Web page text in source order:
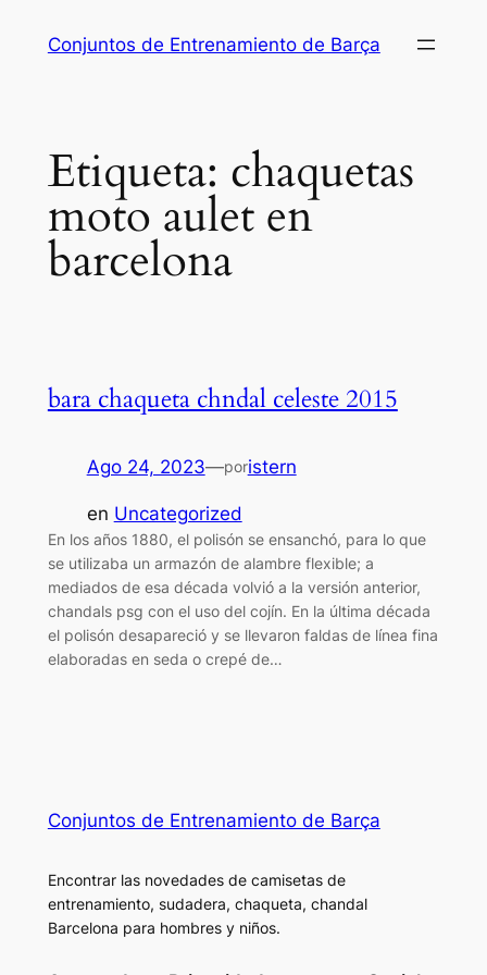
Conjuntos de Entrenamiento de Barça
Etiqueta: chaquetas
moto aulet en
barcelona
bara chaqueta chndal celeste 2015
Ago 24, 2023—poristern
en Uncategorized
En los años 1880, el polisón se ensanchó, para lo que
se utilizaba un armazón de alambre flexible; a
mediados de esa década volvió a la versión anterior,
chandals psg con el uso del cojín. En la última década
el polisón desapareció y se llevaron faldas de línea fina
elaboradas en seda o crepé de…
Conjuntos de Entrenamiento de Barça
Encontrar las novedades de camisetas de
entrenamiento, sudadera, chaqueta, chandal
Barcelona para hombres y niños.